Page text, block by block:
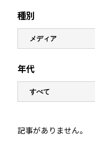
種別
年代
記事がありません。